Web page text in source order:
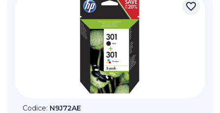
favorite_border
Codice: N9J72AE